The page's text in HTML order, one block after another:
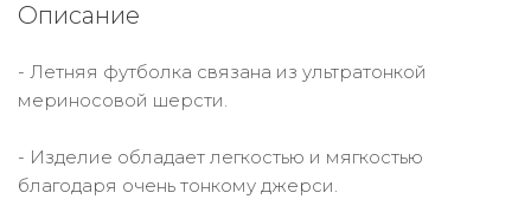
Описание
- Летняя футболка связана из ультратонкой
мериносовой шерсти.
- Изделие обладает легкостью и мягкостью
благодаря очень тонкому джерси.